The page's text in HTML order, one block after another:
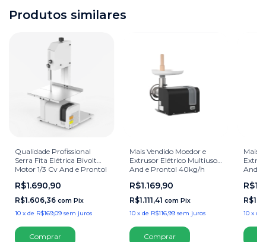
Produtos similares
Qualidade Profissional
Serra Fita Elétrica Bivolt
Motor 1/3 Cv And e Pronto!
R$1.690,90
R$1.606,36 com Pix
10 x de R$169,09 sem juros
Mais Vendido Moedor e
Extrusor Elétrico Multiuso
And e Pronto! 40kg/h
Linguiça Kafta Embutidos
Preto
R$1.169,90
R$1.111,41 com Pix
10 x de R$116,99 sem juros
Comprar
Mais
And
10 x de